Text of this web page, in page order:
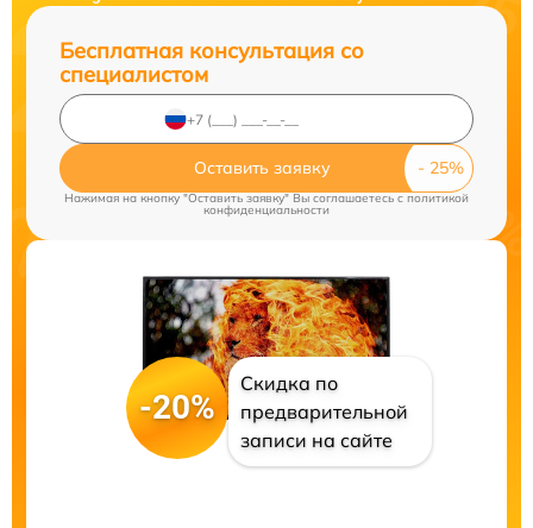
Бесплатная консультация со
специалистом
Оставить заявку
Нажимая на кнопку "Оставить заявку" Вы соглашаетесь c политикой
конфиденциальности
-20%
Скидка по
предварительной
записи на сайте